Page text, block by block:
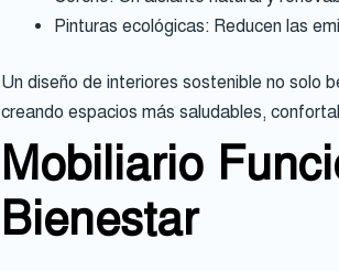
Pinturas ecológicas: Reducen las
Un diseño de interiores sostenible no solo
creando espacios más saludables,
Mobiliario
Bienestar